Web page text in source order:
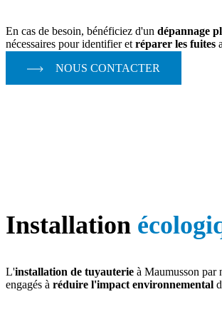
En cas de besoin, bénéficiez d'un dépannage
nécessaires pour identifier et réparer les fuites
NOUS CONTACTER
Installation
L'installation de tuyauterie à Maumusson par
engagés à réduire l'impact environnemental